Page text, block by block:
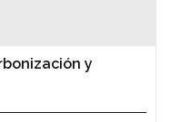
y